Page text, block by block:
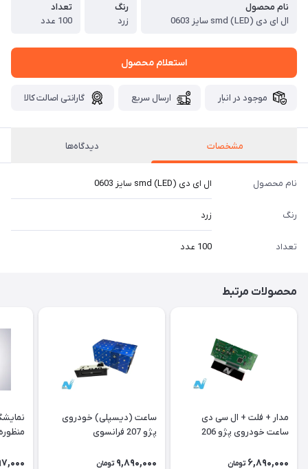
نام محصول
ال ای دی (LED) smd سایز 0603
رنگ
زرد
تعداد
100 عدد
استعلام محصول
موجود در انبار ارسال سریع گارانتی اصالت کالا
مشخصات دیدگاه‌ها
نام محصول ال ای دی (LED) smd سایز 0603
رنگ زرد
تعداد 100 عدد
محصولات مرتبط
مدار + فلت + ال سی دی
ساعت خودروی پژو 206
6,890,000 تومان
ساعت (دیسپلی) خودروی
پژو 207 فرانسوی
9,890,000 تومان